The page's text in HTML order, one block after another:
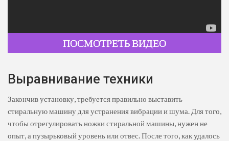
ПОСМОТРЕТЬ ВИДЕО
Выравнивание техники
Закончив установку, требуется правильно выставить
стиральную машину для устранения вибрации и шума. Для того,
чтобы отрегулировать ножки стиральной машины, нужен не
опыт, а пузырьковый уровень или отвес. После того, как удалось